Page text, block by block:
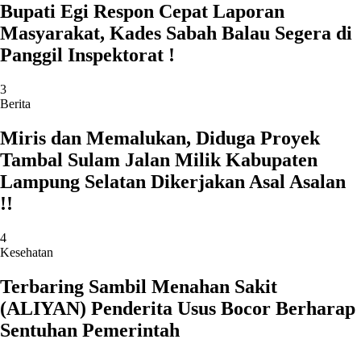
Bupati Egi Respon Cepat Laporan
Masyarakat, Kades Sabah Balau Segera di
Panggil Inspektorat !
3
Berita
Miris dan Memalukan, Diduga Proyek
Tambal Sulam Jalan Milik Kabupaten
Lampung Selatan Dikerjakan Asal Asalan
!!
4
Kesehatan
Terbaring Sambil Menahan Sakit
(ALIYAN) Penderita Usus Bocor Berharap
Sentuhan Pemerintah